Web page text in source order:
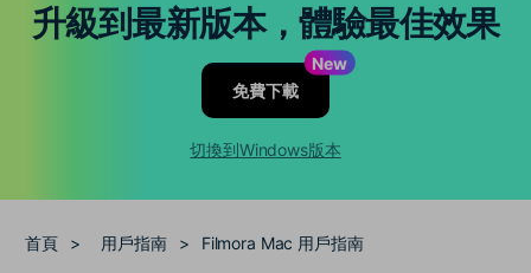
實用工具
總覽
支援
文字
幫助中心
升級到最新版本，體驗最佳效果
New
免費下載
切換到Windows版本
首頁 > 用戶指南 > Filmora Mac 用戶指南